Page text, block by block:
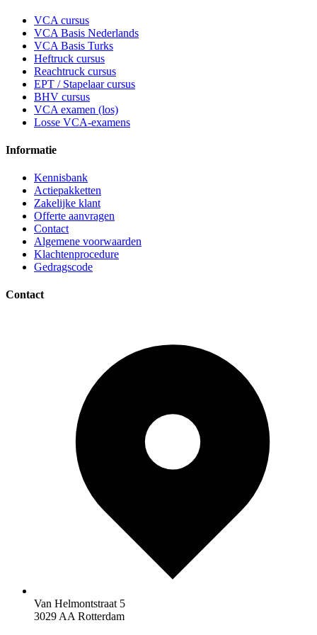
VCA cursus
VCA Basis Nederlands
VCA Basis Turks
Heftruck cursus
Reachtruck cursus
EPT / Stapelaar cursus
BHV cursus
VCA examen (los)
Losse VCA-examens
Informatie
Kennisbank
Actiepakketten
Zakelijke klant
Offerte aanvragen
Contact
Algemene voorwaarden
Klachtenprocedure
Gedragscode
Contact
Van Helmontstraat 5
3029 AA Rotterdam